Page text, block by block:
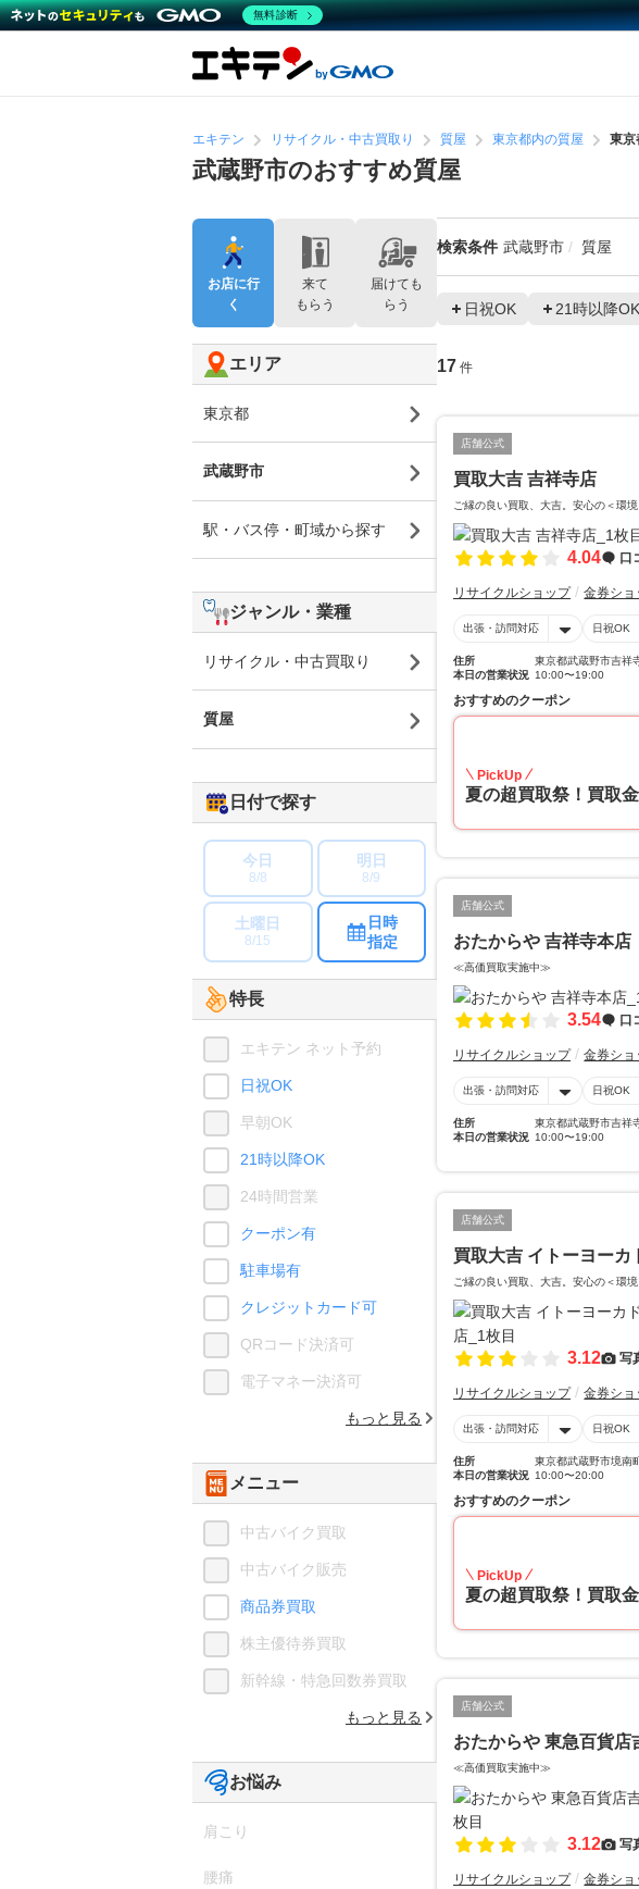
エキテン リサイクル・中古買取り 質屋 東京都内の質屋 東京
武蔵野市のおすすめ質屋
検索条件 武蔵野市 質屋
日祝OK 21時以降OK
17 件
店舗公式
買取大吉 吉祥寺店
ご縁の良い買取、大吉。安心の＜環
4.04 口
リサイクルショップ 金券シ
出張・訪問対応 日祝OK
住所
東京都武蔵野市吉祥
本日の営業状況 10:00〜19:00
おすすめのクーポン
PickUp
夏の超買取祭！買取
店舗公式
おたからや 吉祥寺本店
≪高価買取実施中≫
3.54 口
リサイクルショップ 金券シ
出張・訪問対応 日祝OK
住所
東京都武蔵野市吉祥
本日の営業状況 10:00〜19:00
店舗公式
買取大吉 イトーヨーカ
ご縁の良い買取、大吉。安心の＜環
3.12 写
リサイクルショップ 金券シ
出張・訪問対応 日祝OK
住所
東京都武蔵野市境南
本日の営業状況 10:00〜20:00
おすすめのクーポン
PickUp
夏の超買取祭！買取
店舗公式
おたからや 東急百貨店
≪高価買取実施中≫
3.12 写
リサイクルショップ 金券シ
お店に行
く
来て
もらう
届けても
らう
エリア
東京都
武蔵野市
駅・バス停・町域から探す
ジャンル・業種
リサイクル・中古買取り
質屋
日付で探す
今日
8/8
明日
8/9
土曜日
8/15
日時
指定
特長
エキテン ネット予約
日祝OK
早朝OK
21時以降OK
24時間営業
クーポン有
駐車場有
クレジットカード可
QRコード決済可
電子マネー決済可
もっと見る
メニュー
中古バイク買取
中古バイク販売
商品券買取
株主優待券買取
新幹線・特急回数券買取
もっと見る
お悩み
肩こり
腰痛
無料診断